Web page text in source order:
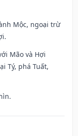
Mộc, ngoại trừ
Mão và Hợi
Tý, phá Tuất,